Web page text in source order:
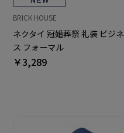
BRICK HOUSE
ネクタイ 冠婚葬祭 礼装 ビジネ
ス フォーマル
￥3,289